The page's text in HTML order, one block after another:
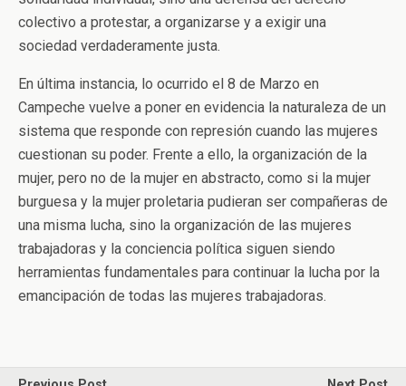
colectivo a protestar, a organizarse y a exigir una
sociedad verdaderamente justa.
En última instancia, lo ocurrido el 8 de Marzo en
Campeche vuelve a poner en evidencia la naturaleza de un
sistema que responde con represión cuando las mujeres
cuestionan su poder. Frente a ello, la organización de la
mujer, pero no de la mujer en abstracto, como si la mujer
burguesa y la mujer proletaria pudieran ser compañeras de
una misma lucha, sino la organización de las mujeres
trabajadoras y la conciencia política siguen siendo
herramientas fundamentales para continuar la lucha por la
emancipación de todas las mujeres trabajadoras.